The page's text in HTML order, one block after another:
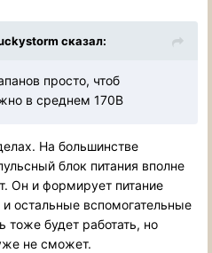
сказал:
просто, чтоб
в среднем 170В
На большинстве
блок питания вполне
Он и формирует питание
остальные вспомогательные
тоже будет работать, но
не сможет.